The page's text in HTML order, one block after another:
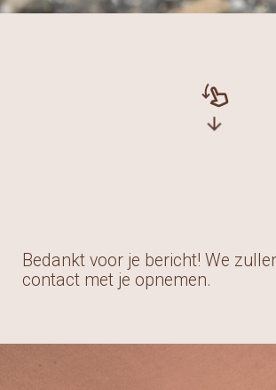
swipe_down
arrow_downward
Bedankt voor je bericht! We
contact met je opnemen.